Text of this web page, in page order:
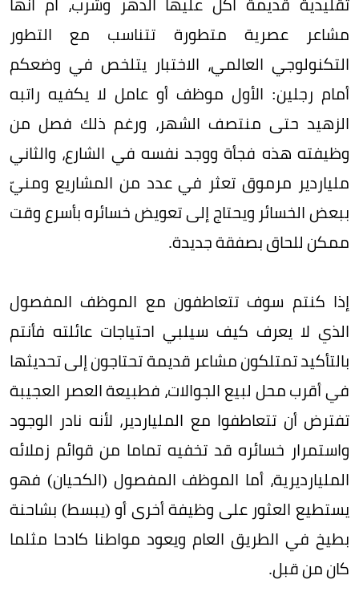
مشاعر عصرية متطورة تتناسب مع التطور
التكنولوجي العالمي، الاختبار يتلخص في وضعكم
أمام رجلين: الأول موظف أو عامل لا يكفيه راتبه
الزهيد حتى منتصف الشهر، ورغم ذلك فصل من
وظيفته هذه فجأة ووجد نفسه في الشارع، والثاني
ملياردير مرموق تعثر في عدد من المشاريع ومنيّ
ببعض الخسائر ويحتاج إلى تعويض خسائره بأسرع وقت
ممكن للحاق بصفقة جديدة.
إذا كنتم سوف تتعاطفون مع الموظف المفصول
الذي لا يعرف كيف سيلبي احتياجات عائلته فأنتم
بالتأكيد تمتلكون مشاعر قديمة تحتاجون إلى تحديثها
في أقرب محل لبيع الجوالات، فطبيعة العصر العجيبة
تفترض أن تتعاطفوا مع الملياردير، لأنه نادر الوجود
واستمرار خسائره قد تخفيه تماما من قوائم زملائه
المليارديرية، أما الموظف المفصول (الكحيان) فهو
يستطيع العثور على وظيفة أخرى أو (يبسط) بشاحنة
بطيخ في الطريق العام ويعود مواطنا كادحا مثلما
كان من قبل.